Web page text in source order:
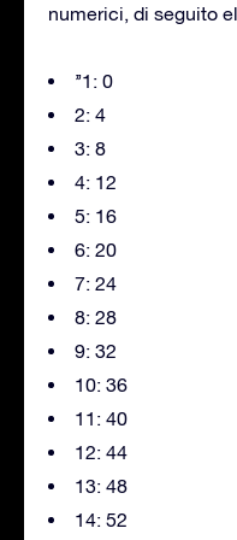
numerici, di seguito
’’1: 0
2: 4
3: 8
4: 12
5: 16
6: 20
7: 24
8: 28
9: 32
10: 36
11: 40
12: 44
13: 48
14: 52